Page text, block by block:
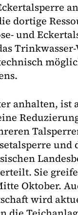
dortige
und
anhalten, ist
Sie
Oktober.
wird